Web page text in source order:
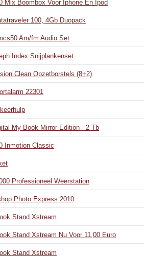
Mix Boombox Voor Iphone En Ipod
100, 4Gb Duopack
Am/fm Audio Set
Index Snijplankenset
Clean Opzetborstels (8+2)
22301
My Book Mirror Edition - 2 Tb
Inmotion Classic
Professioneel Weerstation
Photo Express 2010
Stand Xstream
Stand Xstream Nu Voor 11,00 Euro
Stand Xstream